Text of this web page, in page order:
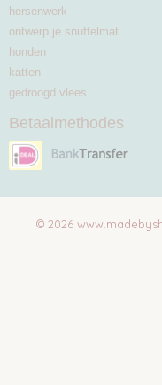
hersenwerk
ontwerp je snuffelmat
honden
katten
gedroogd vlees
Betaalmethodes
© 2026